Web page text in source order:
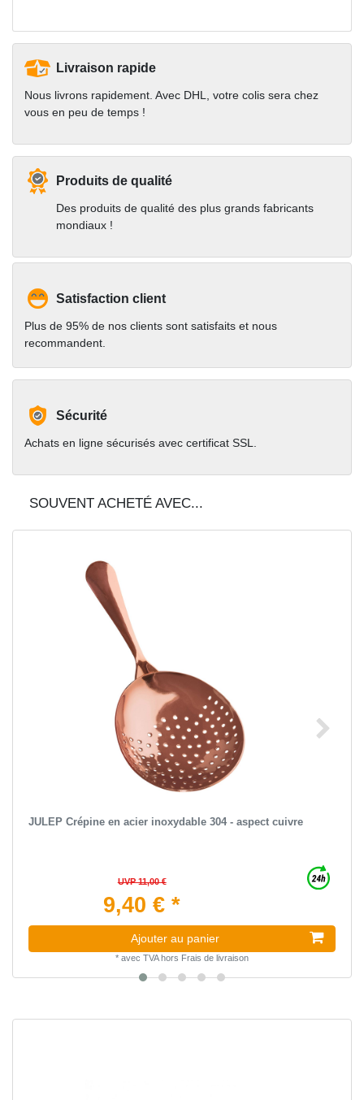
Livraison rapide
Nous livrons rapidement. Avec DHL, votre colis sera chez
vous en peu de temps !
Produits de qualité
Des produits de qualité des plus grands fabricants
mondiaux !
Satisfaction client
Plus de 95% de nos clients sont satisfaits et nous
recommandent.
Sécurité
Achats en ligne sécurisés avec certificat SSL.
SOUVENT ACHETÉ AVEC...
JULEP Crépine en acier inoxydable 304 - aspect cuivre
UVP 11,00 €
9,40 € *
Ajouter au panier
* avec TVAhors Frais de livraison